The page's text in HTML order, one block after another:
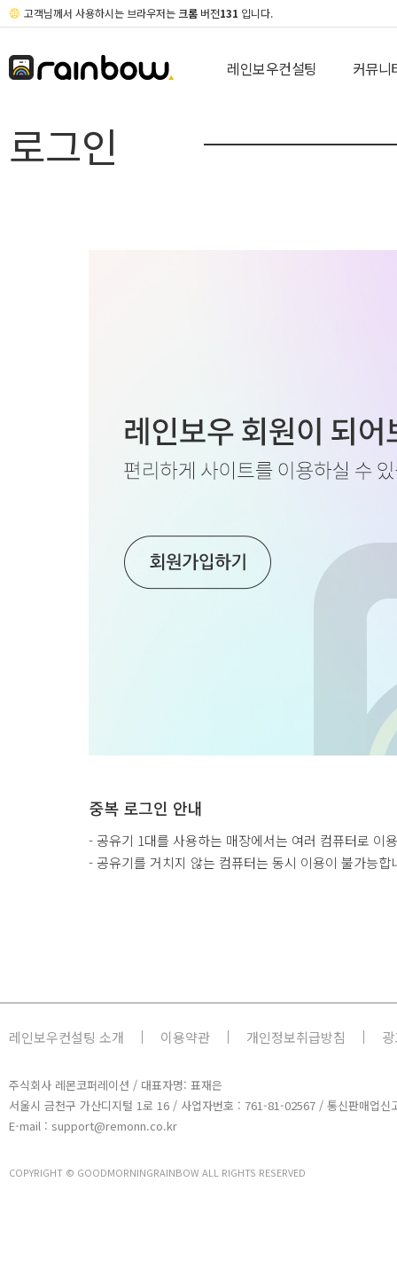
고객님께서 사용하시는 브라우저는 크롬 버전131 입니다.
레인보우컨설팅 커뮤니
로그인
중복 로그인 안내
- 공유기 1대를 사용하는 매장에서는 여러 컴퓨터로 이
- 공유기를 거치지 않는 컴퓨터는 동시 이용이 불가능합
레인보우컨설팅 소개 이용약관 개인정보취급방침
주식회사 레몬코퍼레이션 / 대표자명: 표재은
서울시 금천구 가산디지털 1로 16 / 사업자번호 : 761-81-02567 / 통신판매업
E-mail : support@remonn.co.kr
COPYRIGHT © GOODMORNINGRAINBOW ALL RIGHTS RESERVED